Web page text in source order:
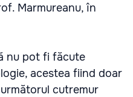
Marmureanu, în
nu pot fi făcute
acestea fiind doar
cutremur